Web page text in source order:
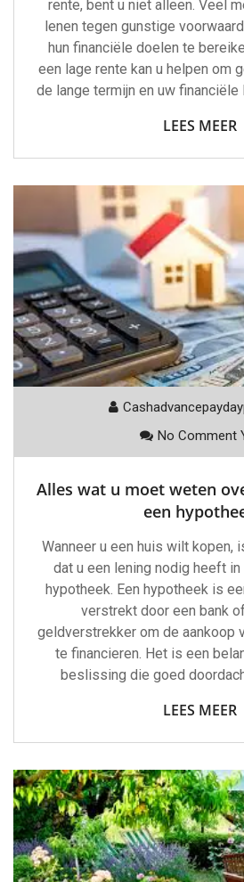
rente, bent u niet alleen. Veel
lenen tegen gunstige
hun financiële doelen te
een lage rente kan u helpen om
de lange termijn en uw
LEES MEER
No Comment
Alles wat u moet weten
een
Wanneer u een huis wilt kopen,
dat u een lening nodig heeft in
hypotheek. Een hypotheek is
verstrekt door een bank
geldverstrekker om de aankoop
te financieren. Het is een
beslissing die goed
LEES MEER